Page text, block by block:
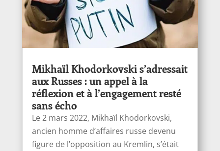
Mikhaïl Khodorkovski s’adressait
aux Russes : un appel à la
réflexion et à l’engagement resté
sans écho
Le 2 mars 2022, Mikhaïl Khodorkovski,
ancien homme d’affaires russe devenu
figure de l’opposition au Kremlin, s’était